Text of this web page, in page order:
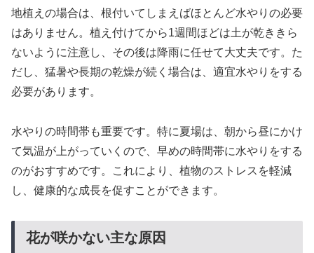
地植えの場合は、根付いてしまえばほとんど水やりの必要
はありません。植え付けてから1週間ほどは土が乾ききら
ないように注意し、その後は降雨に任せて大丈夫です。た
だし、猛暑や長期の乾燥が続く場合は、適宜水やりをする
必要があります。
水やりの時間帯も重要です。特に夏場は、朝から昼にかけ
て気温が上がっていくので、早めの時間帯に水やりをする
のがおすすめです。これにより、植物のストレスを軽減
し、健康的な成長を促すことができます。
花が咲かない主な原因